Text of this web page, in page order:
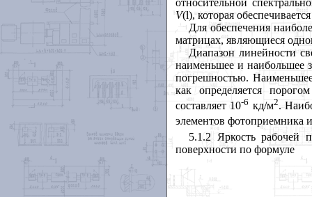
V(l), которая
Для обеспечения
матрицах, являющиеся
Диапазон линейности
наименьшее и наибольшее
погрешностью.
как определяется
составляет 10-6 кд/м2.
элементов фотоприемника и
5.1.2 Яркость рабочей
поверхности по формуле